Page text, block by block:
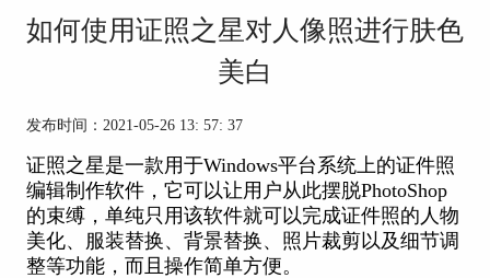
如何使用证照之星对人像照进行肤色
美白
发布时间：2021-05-26 13: 57: 37
证照之星是一款用于Windows平台系统上的证件照
编辑制作软件，它可以让用户从此摆脱PhotoShop
的束缚，单纯只用该软件就可以完成证件照的人物
美化、服装替换、背景替换、照片裁剪以及细节调
整等功能，而且操作简单方便。